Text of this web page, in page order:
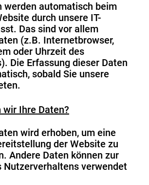
werden automatisch beim
durch unsere IT-
Das sind vor allem
(z.B. Internetbrowser,
oder Uhrzeit des
Die Erfassung dieser Daten
sobald Sie unsere
Ihre Daten?
wird erhoben, um eine
der Website zu
Andere Daten können zur
Nutzerverhaltens verwendet